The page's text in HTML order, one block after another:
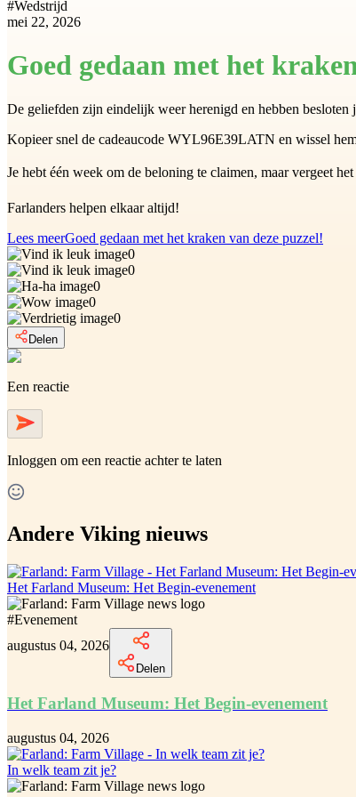
#Wedstrijd
mei 22, 2026
Goed gedaan met het
De geliefden zijn eindelijk weer herenigd en hebben
Kopieer snel de cadeaucode WYL96E39LATN en wissel
Je hebt één week om de beloning te claimen, maar vergeet
Farlanders helpen elkaar altijd!
Lees meerGoed gedaan met het kraken van deze puzzel!
0
0
0
0
0
Delen
Een reactie
Inloggen om een reactie achter te laten
Andere Viking nieuws
Het Farland Museum: Het Begin-evenement
#Evenement
augustus 04, 2026
Delen
Het Farland Museum: Het Begin-evenement
augustus 04, 2026
In welk team zit je?